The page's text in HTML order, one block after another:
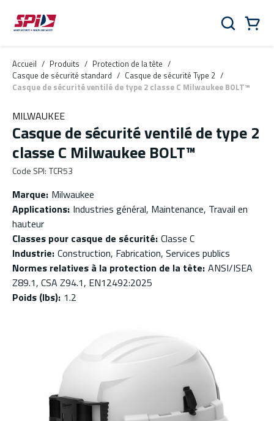
Aller au contenu principal
Skip to menu
Skip to footer
Rechercher
Accueil / Produits / Protection de la tête /
Casque de sécurité standard / Casque de sécurité Type 2 /
Casque de sécurité ventilé de type 2 classe C Milwaukee BOLT™
MILWAUKEE
Casque de sécurité ventilé de type 2
classe C Milwaukee BOLT™
Code SPI: TCR53
Marque: Milwaukee
Applications: Industries général, Maintenance, Travail en
hauteur
Classes pour casque de sécurité: Classe C
Industrie: Construction, Fabrication, Services publics
Normes relatives à la protection de la tête: ANSI/ISEA
Z89.1, CSA Z94.1, EN12492:2025
Poids (lbs): 1.2